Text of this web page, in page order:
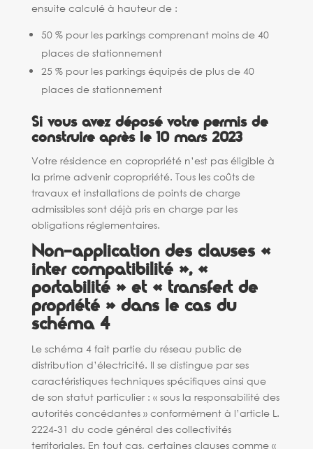
ensuite calculé à hauteur de :
50 % pour les parkings comprenant moins de 40
places de stationnement
25 % pour les parkings équipés de plus de 40
places de stationnement
Si vous avez déposé votre permis de
construire après le 10 mars 2023
Votre résidence en copropriété n’est pas éligible à
la prime advenir copropriété. Tous les coûts de
travaux et installations de points de charge
admissibles sont déjà pris en charge par les
obligations réglementaires.
Non-application des clauses «
inter compatibilité », «
portabilité » et « transfert de
propriété » dans le cas du
schéma 4
Le schéma 4 fait partie du réseau public de
distribution d’électricité. Il se distingue par ses
caractéristiques techniques spécifiques ainsi que
de son statut particulier : « sous la responsabilité des
autorités concédantes » conformément à l’article L.
2224-31 du code général des collectivités
territoriales. En tout cas, certaines clauses comme «